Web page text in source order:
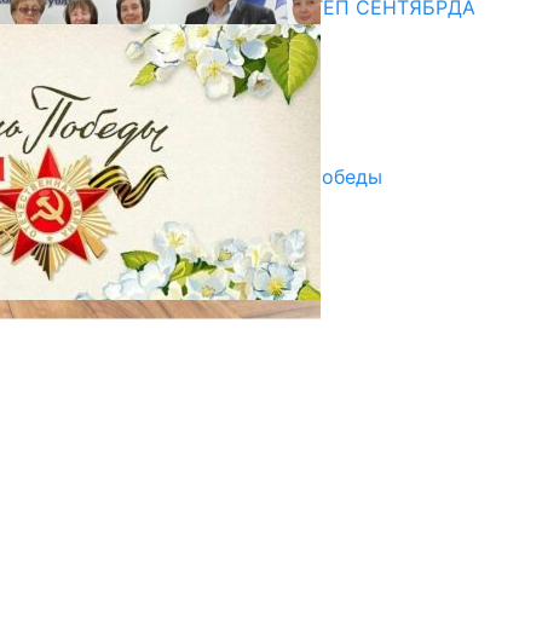
СУЗАКТА 750 ОРУНДУУ МЕКТЕП СЕНТЯБРДА
ПАЙДАЛАНУУГА БЕРИЛЕТ
07.08.2025
Улуу Жеңиштин жандуу сөзү
29.04.2025
Награды в преддверии Дня Победы
29.04.2025